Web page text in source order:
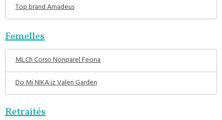
Top brand Amadeus
Femelles
ML.Ch Corso Nonparel Feona
Do Mi NIKA iz Valeri Garden
Retraités